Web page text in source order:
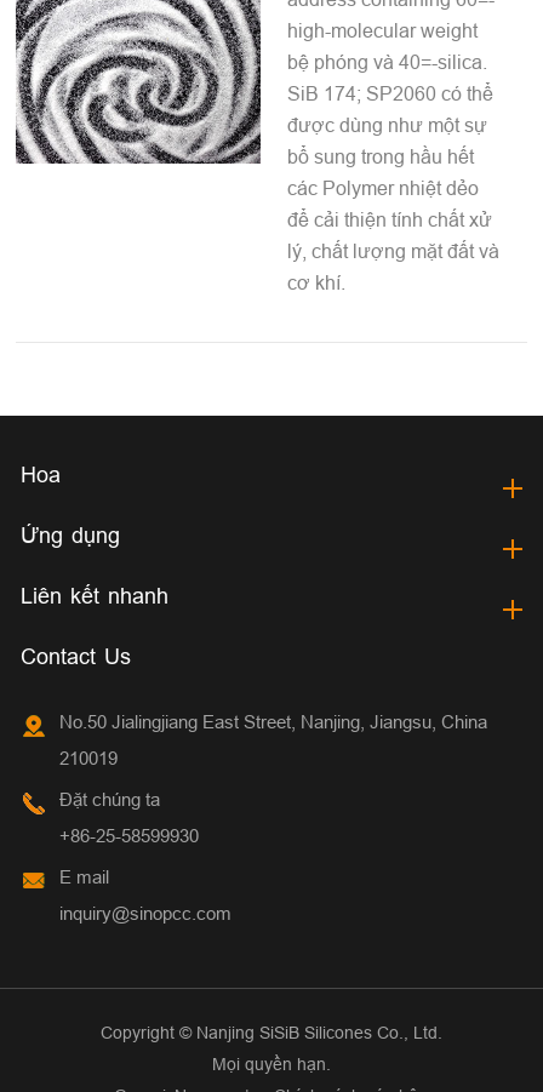
high-molecular weight
bệ phóng và 40=-silica.
SiB 174; SP2060 có thể
được dùng như một sự
bổ sung trong hầu hết
các Polymer nhiệt dẻo
để cải thiện tính chất xử
lý, chất lượng mặt đất và
cơ khí.
Hoa
Ứng dụng
Liên kết nhanh
Contact Us
No.50 Jialingjiang East Street, Nanjing, Jiangsu, China
210019
Đặt chúng ta
+86-25-58599930
E mail
inquiry@sinopcc.com
Copyright © Nanjing SiSiB Silicones Co., Ltd.
Mọi quyền hạn.